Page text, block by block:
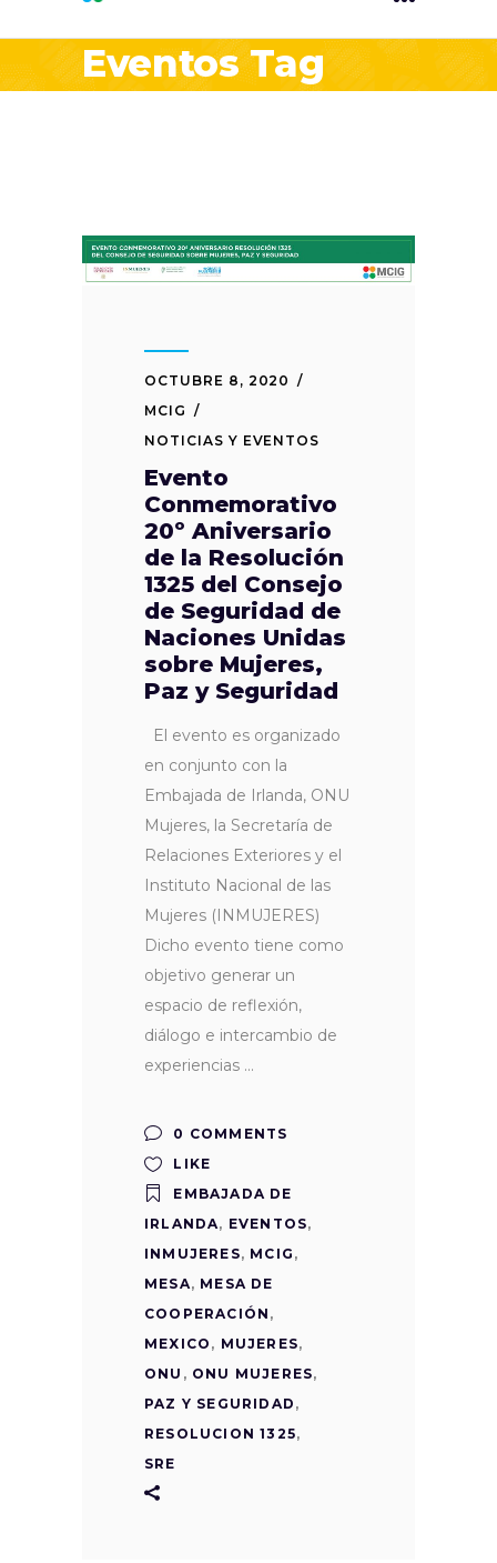
Eventos Tag
OCTUBRE 8, 2020
MCIG
NOTICIAS Y EVENTOS
Evento
Conmemorativo
20º Aniversario
de la Resolución
1325 del Consejo
de Seguridad de
Naciones Unidas
sobre Mujeres,
Paz y Seguridad
El evento es organizado
en conjunto con la
Embajada de Irlanda, ONU
Mujeres, la Secretaría de
Relaciones Exteriores y el
Instituto Nacional de las
Mujeres (INMUJERES)
Dicho evento tiene como
objetivo generar un
espacio de reflexión,
diálogo e intercambio de
experiencias
0 COMMENTS
LIKE
EMBAJADA DE
IRLANDA, EVENTOS,
INMUJERES, MCIG ,
MESA, MESA DE
COOPERACIÓN ,
MEXICO , MUJERES,
ONU , ONU MUJERES,
PAZ Y SEGURIDAD ,
RESOLUCION 1325,
SRE